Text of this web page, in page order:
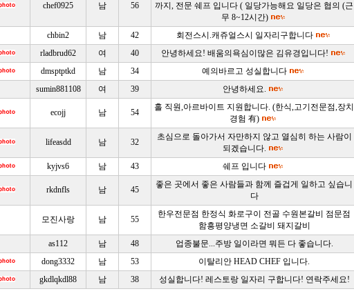
chef0925 남 56
까지, 전문 쉐프 입니다 ( 일당가능해요 일당은 협의 (근
무 8~12시간)
chbin2 남 42 회전스시.캐쥬얼스시 일자리구합니다
rladbrud62
여 40 안녕하세요! 배움의욕심이많은 김유경입니다!
dmsptptkd
남 34 예의바르고 성실합니다
sumin881108
여 39 안녕하세요.
ecojj 남 54
홀 직원,아르바이트 지원합니다. (한식,고기전문점,장치
경험 有)
lifeasdd 남 32
초심으로 돌아가서 자만하지 않고 열심히 하는 사람이
되겠습니다.
kyjvs6 남 43 쉐프 입니다
rkdnfls 남 45
좋은 곳에서 좋은 사람들과 함께 즐겁게 일하고 싶습니
다
모진사랑 남 55
한우전문점 한정식 화로구이 전골 수원본갈비 점문점
함흥평양냉면 소갈비 돼지갈비
as112 남 48 업종불문...주방 일이라면 뭐든 다 좋습니다.
dong3332
남 53 이탈리안 HEAD CHEF 입니다.
gkdlqkdl88
남 38 성실합니다! 레스토랑 일자리 구합니다! 연락주세요!